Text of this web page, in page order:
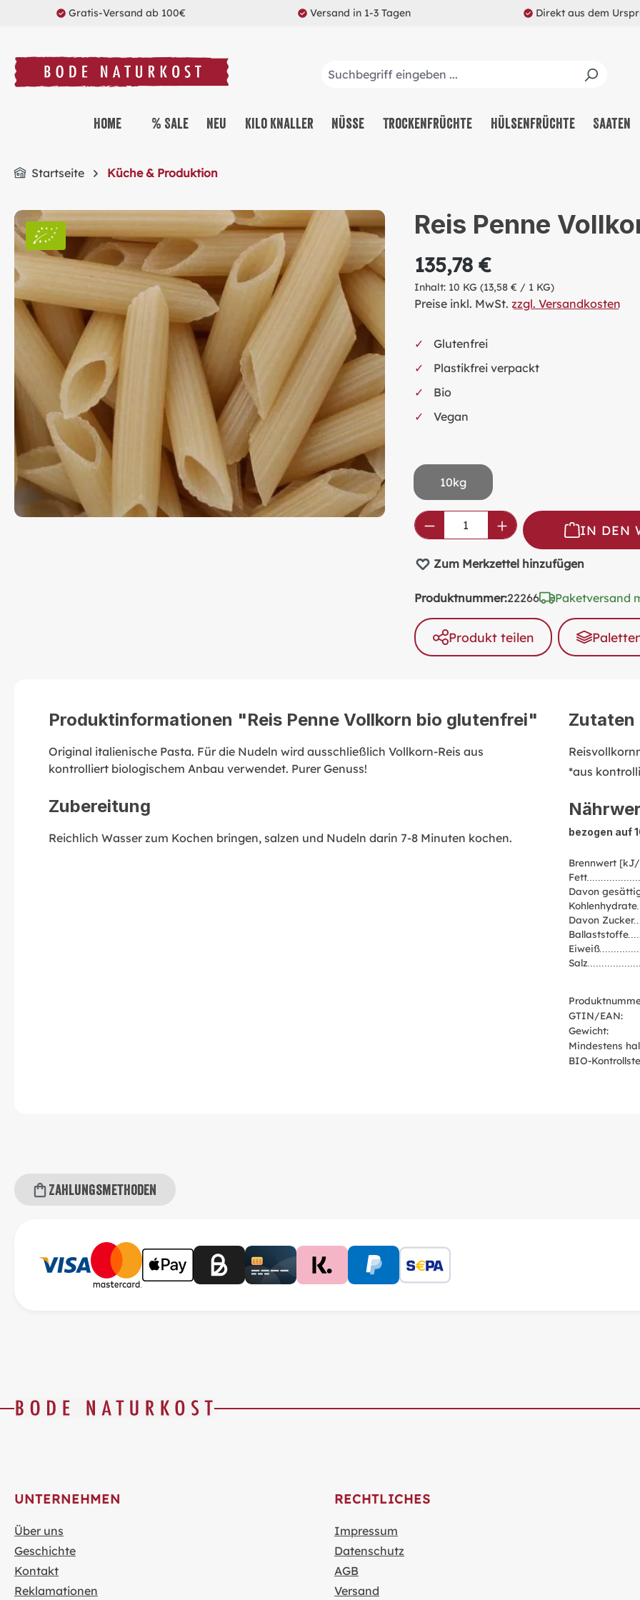
Zur Hauptnavigation springen
Gratis-Versand ab 100€ Versand in 1-3 Tagen Direkt aus dem
Home % Sale Neu Kilo Knaller Nüsse Trockenfrüchte Hülsenfrüchte Saaten
Startseite Küche & Produktion
Bildergalerie überspringen Reis Penne
135,78 €
Inhalt: 10 KG (13,58 € / 1 KG)
Preise inkl. MwSt. zzgl. Versandkosten
Glutenfrei
Plastikfrei verpackt
Bio
Vegan
10kg
Produkt Anzahl: Gib den
IN DEN
Zum Merkzettel hinzufügen
Produktnummer:22266 Paketversand
Produkt teilen
Produktinformationen "Reis Penne Vollkorn bio glutenfrei"
Original italienische Pasta. Für die Nudeln wird ausschließlich Vollkorn-Reis aus
kontrolliert biologischem Anbau verwendet. Purer Genuss!
Zubereitung
Reichlich Wasser zum Kochen bringen, salzen und Nudeln darin 7-8 Minuten kochen.
Zutaten
*aus
bezogen auf
Brennwert
Fett
Davon
Kohlenhydrate
Davon Zucker
Ballaststoffe
Eiweiß
Salz
GTIN/EAN:
Gewicht:
Mindestens
BIO-
Zahlungsmethoden
UNTERNEHMEN
Über uns
Geschichte
Kontakt
Reklamationen
RECHTLICHES
Impressum
Datenschutz
AGB
Versand